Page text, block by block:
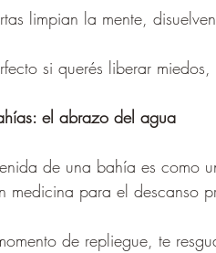
limpian la mente,
si querés liberar
el abrazo del agua
de una bahía es como
medicina para el descanso
de repliegue, te